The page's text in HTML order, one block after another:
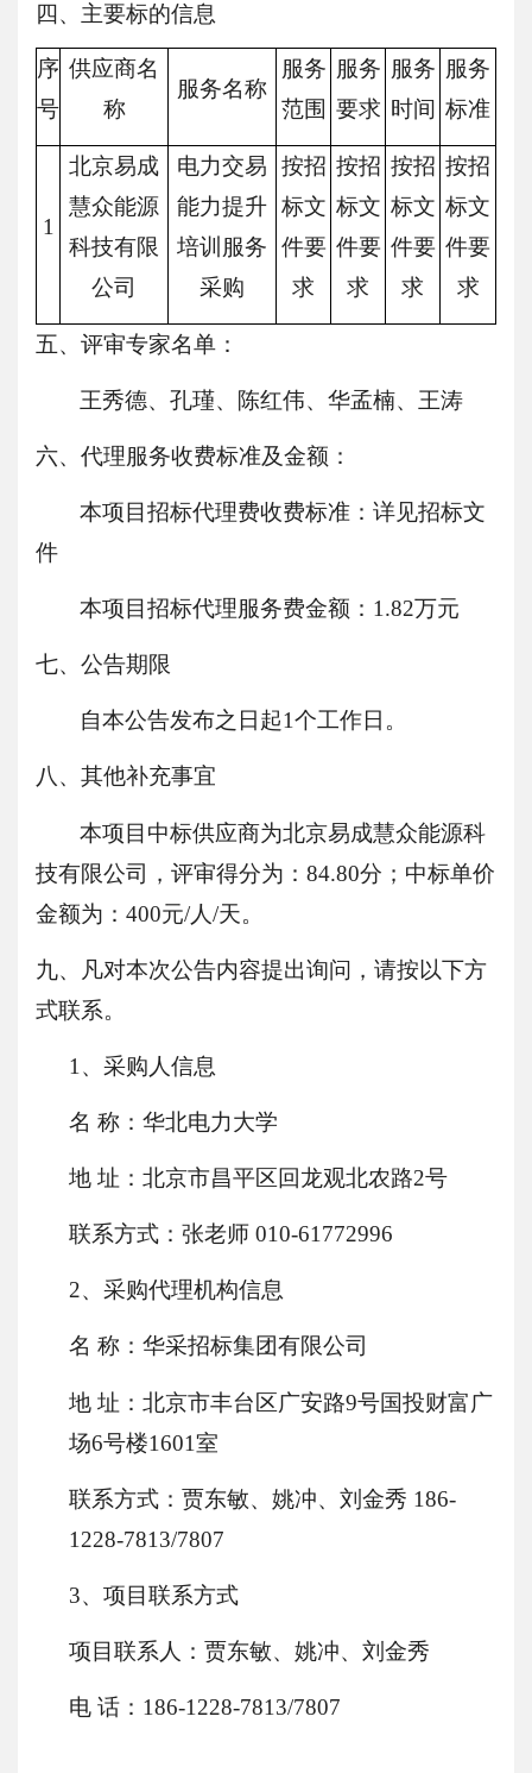
四、 主要标的信息
序
号
供应商名
称
服务名称
服务
范围
服务
要求
服务
时间
服务
标准
1
北京易成
慧众能源
科技有限
公司
电力交易
能力提升
培训服务
采购
按招
标文
件要
求
按招
标文
件要
求
按招
标文
件要
求
按招
标文
件要
求
五、评审专家名单：
王秀德、 孔瑾、 陈红伟、 华孟楠、 王涛
六、代理服务收费标准及金额：
本项目招标代理费收费标准：详见招标文
件
本项目招标代理服务费金额： 1.82万元
七、公告期限
自本公告发布之日起1个工作日。
八、其他补充事宜
本项目中标供应商为北京易成慧众能源科
技有限公司，评审得分为： 84.80分；中标单价
金额为： 400元/人/天。
九、凡对本次公告内容提出询问，请按以下方
式联系。
1、采购人信息
名 称：华北电力大学
地 址：北京市昌平区回龙观北农路2号
联系方式：张老师 010-61772996
2、采购代理机构信息
名 称：华采招标集团有限公司
地 址：北京市丰台区广安路9号国投财富广
场6号楼1601室
联系方式： 贾东敏、姚冲、刘金秀 186-
1228-7813/7807
3、项目联系方式
项目联系人：贾东敏、姚冲、刘金秀
电 话： 186-1228-7813/7807